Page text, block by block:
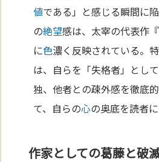
値である」と感じる瞬間に
の絶望感は、太宰の代表作
に色濃く反映されている。
は、自らを「失格者」とし
独、他者との疎外感を徹底
て、自らの心の奥底を読者
作家としての葛藤と破